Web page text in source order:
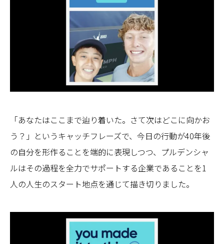
「あなたはここまで辿り着いた。さて次はどこに向かお
う？」というキャッチフレーズで、今日の行動が40年後
の自分を形作ることを端的に表現しつつ、プルデンシャ
ルはその過程を全力でサポートする企業であることを1
人の人生のスタート地点を通じて描き切りました。